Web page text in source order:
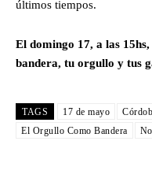
últimos tiempos.
El domingo 17, a las
bandera, tu orgullo y tus
TAGS 17 de mayo
El Orgullo Como Bandera